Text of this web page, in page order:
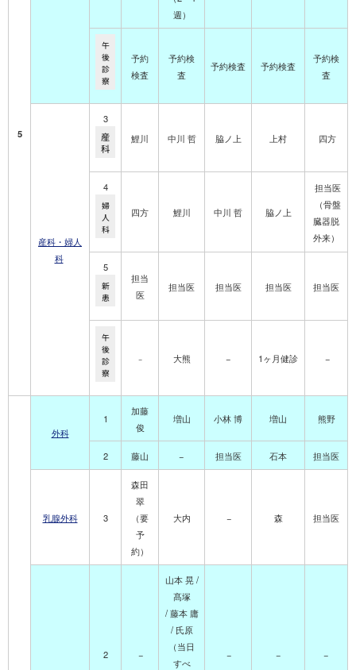
5
週）
午
後
診
察
予約
検査
予約検
査
予約検査 予約検査
予約検
査
産科・婦人
科
3
産
科
鯉川 中川 哲 脇ノ上 上村 四方
4
婦
人
科
四方 鯉川 中川 哲 脇ノ上
担当医
（骨盤
臓器脱
外来）
5
新
患
担当
医
担当医 担当医 担当医 担当医
午
後
診
察
− 大熊 − 1ヶ月健診 −
外科
1
加藤
俊
増山 小林 博 増山 熊野
2 藤山 − 担当医 石本 担当医
乳腺外科 3
森田
翠
（要
予
約）
大内 − 森 担当医
2 −
山本 晃 /
髙塚
/ 藤本 庸
/ 氏原
（当日
すべ
− − −